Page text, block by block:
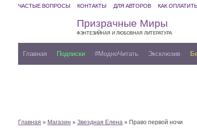
ЧАСТЫЕ ВОПРОСЫ КОНТАКТЫ ДЛЯ АВТОРОВ КАК
Призрачные Миры
ФЭНТЕЗИЙНАЯ И ЛЮБОВНАЯ ЛИТЕРАТУРА
Главная Подписки #МодноЧитать Эксклюзив
Главная » Магазин » Звездная Елена » Право первой ночи